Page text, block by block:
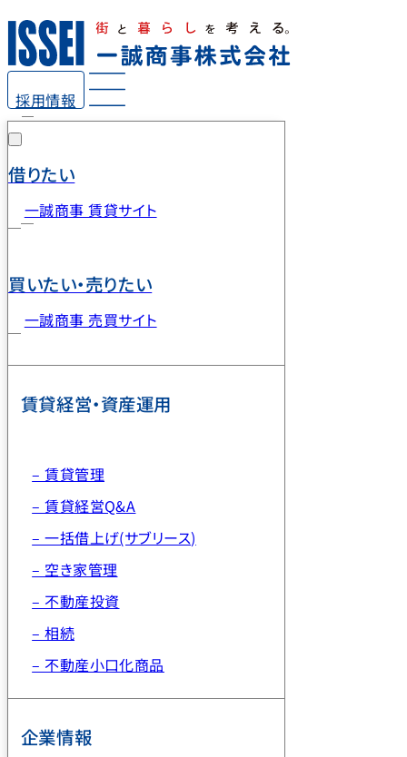
採用情報
借りたい
一誠商事 賃貸サイト
買いたい・売りたい
一誠商事 売買サイト
賃貸経営・資産運用
– 賃貸管理
– 賃貸経営Q&A
– 一括借上げ(サブリース)
– 空き家管理
– 不動産投資
– 相続
– 不動産小口化商品
企業情報